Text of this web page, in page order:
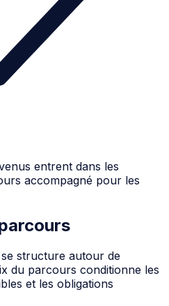
entrent dans les
accompagné pour les
structure autour de
du parcours conditionne les
et les obligations